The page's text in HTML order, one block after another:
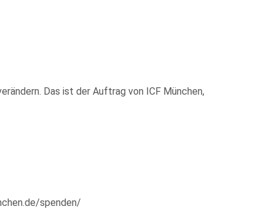
Das ist der Auftrag von ICF München,
spenden/